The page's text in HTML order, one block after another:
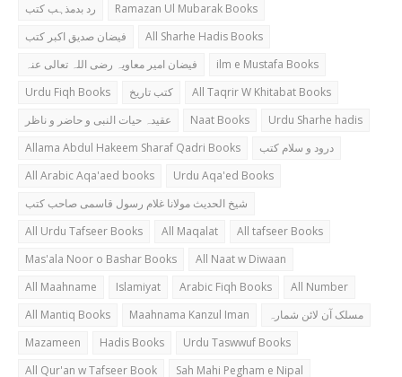
رد بدمذہب کتب
Ramazan Ul Mubarak Books
فیضان صدیق اکبر کتب
All Sharhe Hadis Books
فیضان امیر معاویہ رضی اللہ تعالی عنہ
ilm e Mustafa Books
Urdu Fiqh Books
کتب تاریخ
All Taqrir W Khitabat Books
عقیدہ حیات النبی و حاضر و ناظر
Naat Books
Urdu Sharhe hadis
Allama Abdul Hakeem Sharaf Qadri Books
درود و سلام کتب
All Arabic Aqa'aed books
Urdu Aqa'ed Books
شیخ الحدیث مولانا غلام رسول قاسمی صاحب کتب
All Urdu Tafseer Books
All Maqalat
All tafseer Books
Mas'ala Noor o Bashar Books
All Naat w Diwaan
All Maahname
Islamiyat Arabic Fiqh Books
All Number
All Mantiq Books
Maahnama Kanzul Iman
مسلک آن لائن شمارہ
Mazameen
Hadis Books
Urdu Taswwuf Books
All Qur'an w Tafseer Book
Sah Mahi Pegham e Nipal